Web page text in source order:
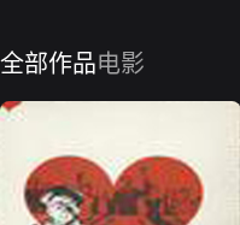
全部作品电影